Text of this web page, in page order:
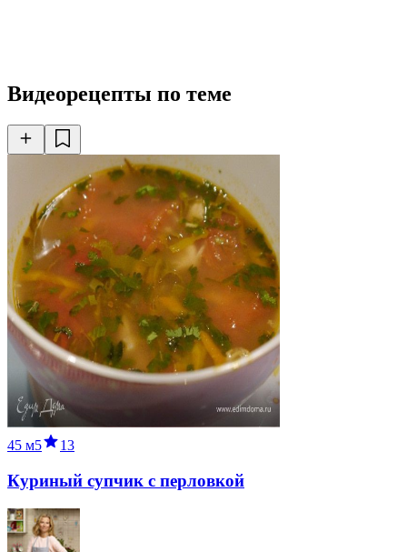
Видеорецепты по теме
45 м5 13
Куриный супчик с перловкой